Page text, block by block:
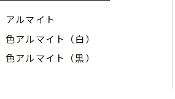
アルマイト
色アルマイト（白）
色アルマイト（黒）